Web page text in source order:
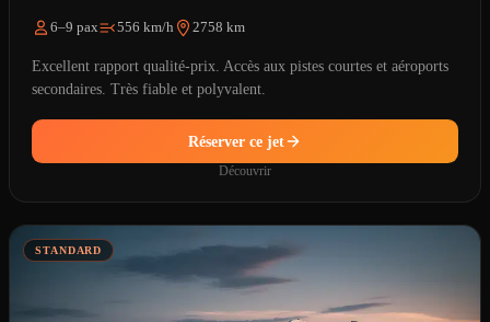
6–9 pax 556 km/h 2758 km
Excellent rapport qualité-prix. Accès aux pistes courtes et aéroports
secondaires. Très fiable et polyvalent.
Réserver ce jet
Découvrir
STANDARD